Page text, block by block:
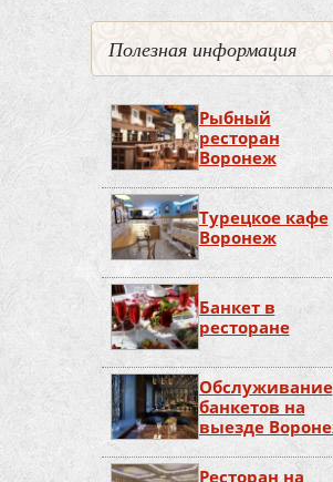
Полезная информация
Рыбный
ресторан
Воронеж
Турецкое кафе
Воронеж
Банкет в
ресторане
Обслуживание
банкетов на
выезде
Ресторан на